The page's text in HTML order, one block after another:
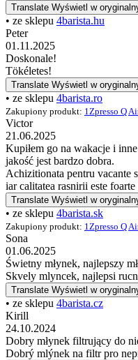
Translate Wyświetl w
• ze sklepu 4barista.hu
Peter
01.11.2025
Doskonale!
Tökéletes!
Translate Wyświetl w
• ze sklepu 4barista.ro
Zakupiony produkt: 1Zpresso Q
Victor
21.06.2025
Kupiłem go na wakacje i
jakość jest bardzo dobra.
Achizitionata pentru vacante
iar calitatea rasnirii este
Translate Wyświetl w
• ze sklepu 4barista.sk
Zakupiony produkt: 1Zpresso Q
Sona
01.06.2025
Świetny młynek, najlepszy
Skvely mlyncek, najlepsi
Translate Wyświetl w
• ze sklepu 4barista.cz
Kirill
24.10.2024
Dobry młynek filtrujący do
Dobrý mlýnek na filtr pro